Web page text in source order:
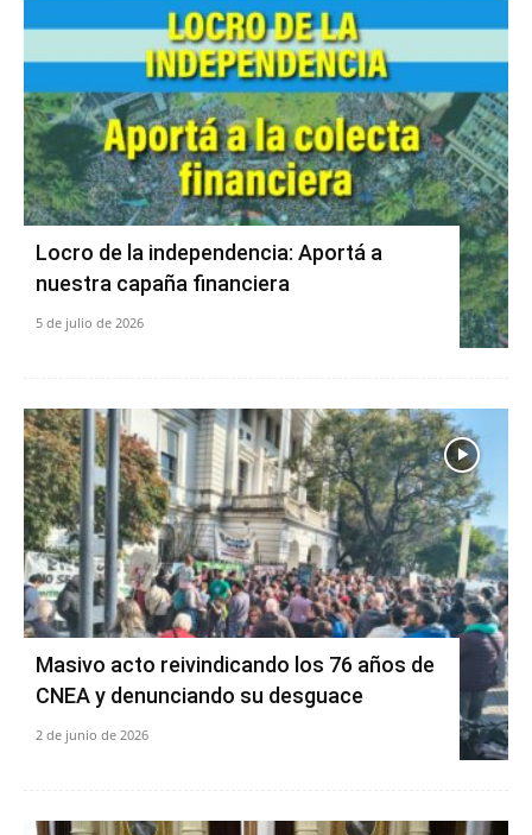
Locro de la independencia: Aportá a
nuestra capaña financiera
5 de julio de 2026
Masivo acto reivindicando los 76 años de
CNEA y denunciando su desguace
2 de junio de 2026